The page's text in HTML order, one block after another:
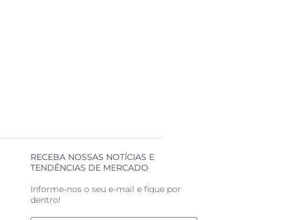
RECEBA NOSSAS NOTÍCIAS E
TENDÊNCIAS DE MERCADO
Informe-nos o seu e-mail e fique por
dentro!